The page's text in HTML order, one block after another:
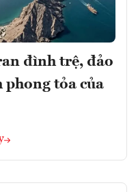
đình trệ, đảo
tỏa của